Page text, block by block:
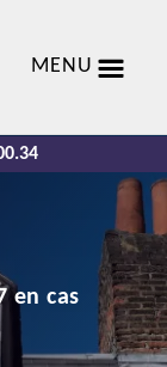
MENU
en cas